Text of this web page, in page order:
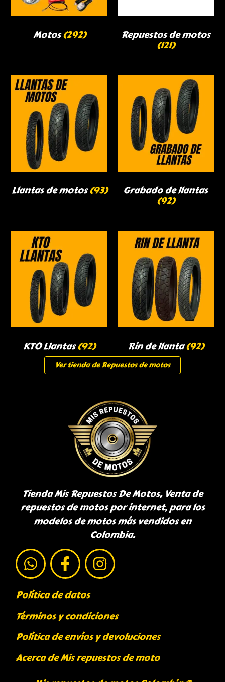
Motos(292) Repuestos de motos
(121)
Llantas de motos(93) Grabado de llantas
(92)
KTO Llantas(92) Rin de llanta(92)
Ver tienda de Repuestos de motos
Tienda Mis Repuestos De Motos, Venta de
repuestos de motos por internet, para los
modelos de motos más vendidos en
Colombia.
Política de datos
Términos y condiciones
Política de envíos y devoluciones
Acerca de Mis repuestos de moto